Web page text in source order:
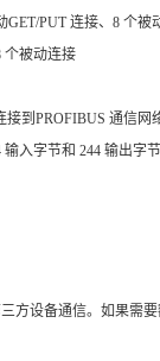
PUT 连接、8 个被
个被动连接
到PROFIBUS 通信
入字节和 244 输出字节
方设备通信。如果需